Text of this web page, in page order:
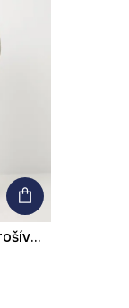
Bunda dámská prošívaná